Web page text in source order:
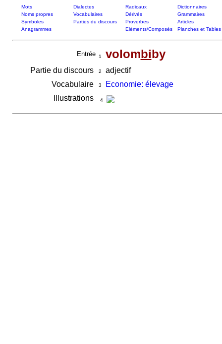
Mots Dialectes Radicaux
Dictionnaires
Noms propres
Vocabulaires Dérivés
Grammaires
Symboles
Parties du discours Proverbes
Articles
Anagrammes
Eléments/Composés Planches et Tables
Entrée 1 volombiby
Partie du discours 2
adjectif
Vocabulaire
3
Economie: élevage
Illustrations
4